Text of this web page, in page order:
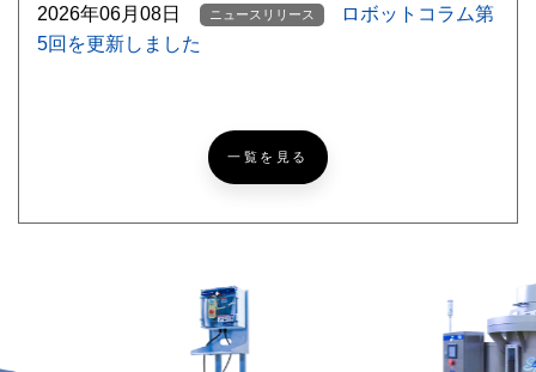
2026年06月08日 ニュースリリース
ロボットコラム第
5回を更新しました
#5】北海道ならでは？なゴルフあるある
ニッコーブログ
レザークラフトで簡単パ
一覧を見る